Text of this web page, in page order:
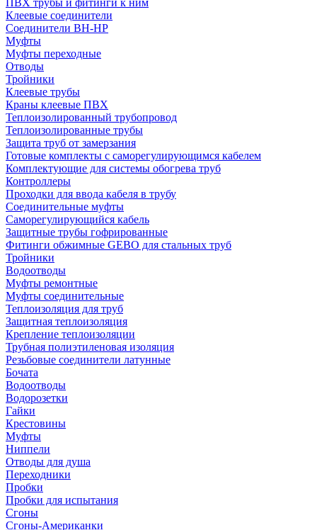
Клеевые соединители
Соединители ВН-НР
Муфты
Муфты переходные
Отводы
Тройники
Клеевые трубы
Краны клеевые ПВХ
Теплоизолированный трубопровод
Теплоизолированные трубы
Защита труб от замерзания
Готовые комплекты с саморегулирующимся кабелем
Комплектующие для системы обогрева труб
Контроллеры
Проходки для ввода кабеля в трубу
Соединительные муфты
Саморегулирующийся кабель
Защитные трубы гофрированные
Фитинги обжимные GEBO для стальных труб
Тройники
Водоотводы
Муфты ремонтные
Муфты соединительные
Теплоизоляция для труб
Защитная теплоизоляция
Крепление теплоизоляции
Трубная полиэтиленовая изоляция
Резьбовые соединители латунные
Бочата
Водоотводы
Водорозетки
Гайки
Крестовины
Муфты
Ниппели
Отводы для душа
Переходники
Пробки
Пробки для испытания
Сгоны
Сгоны-Американки